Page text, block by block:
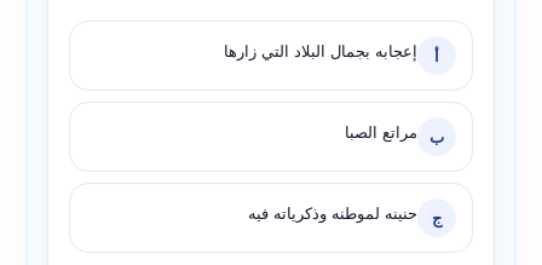
أ إعجابه بجمال البلاد التي زارها
ب مراتع الصبا
ج حنينه لموطنه وذكرياته فيه